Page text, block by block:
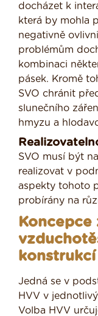
docházet k
která by mohla
negativně
problémům
kombinaci
pásek. Kromě
SVO chránit
slunečního
hmyzu a
SVO musí být
realizovat v
aspekty tohoto
probírány na
Koncepce
konstrukcí
Jedná se v
HVV v
Volba HVV